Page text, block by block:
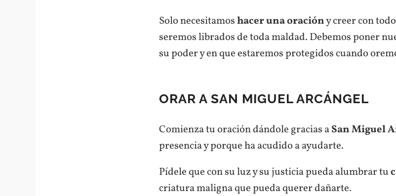
Solo necesitamoshacer una oracióny creer con
seremos librados de toda maldad. Debemos poner
su poder y en que estaremos protegidos cuando
ORAR A SAN MIGUEL ARCÁNGEL
Comienza tu oración dándole gracias aSan Miguel
presencia y porque ha acudido a ayudarte.
Pídele que con su luz y su justicia pueda alumbrar tu
criatura maligna que pueda querer dañarte.